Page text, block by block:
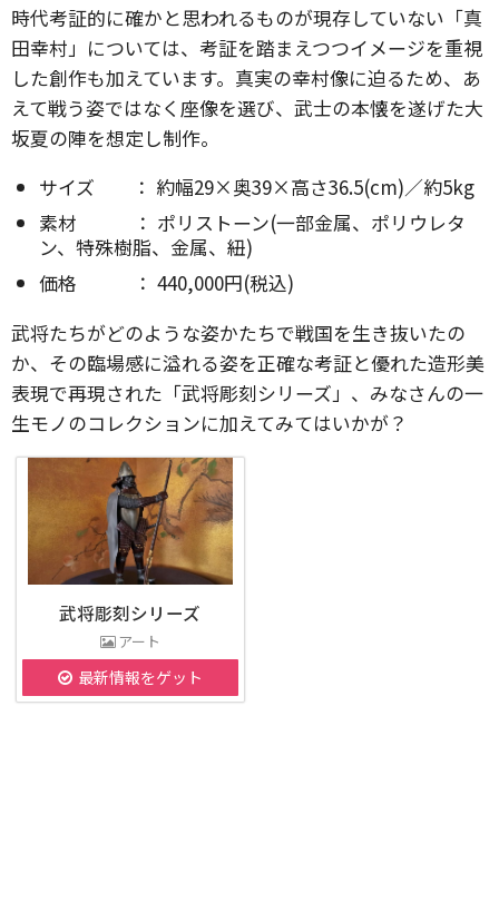
時代考証的に確かと思われるものが現存していない「真
田幸村」については、考証を踏まえつつイメージを重視
した創作も加えています。真実の幸村像に迫るため、あ
えて戦う姿ではなく座像を選び、武士の本懐を遂げた大
坂夏の陣を想定し制作。
サイズ ： 約幅29×奥39×高さ36.5(cm)／約5kg
素材 ： ポリストーン(一部金属、ポリウレタ
ン、特殊樹脂、金属、紐)
価格 ： 440,000円(税込)
武将たちがどのような姿かたちで戦国を生き抜いたの
か、その臨場感に溢れる姿を正確な考証と優れた造形美
表現で再現された「武将彫刻シリーズ」、みなさんの一
生モノのコレクションに加えてみてはいかが？
武将彫刻シリーズ
アート
最新情報をゲット